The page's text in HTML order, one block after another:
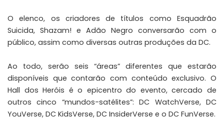
O elenco, os criadores de títulos como Esquadrão
Suicida, Shazam! e Adão Negro conversarão com o
público, assim como diversas outras produções da DC.
Ao todo, serão seis “áreas” diferentes que estarão
disponíveis que contarão com conteúdo exclusivo. O
Hall dos Heróis é o epicentro do evento, cercado de
outros cinco “mundos-satélites”: DC WatchVerse, DC
YouVerse, DC KidsVerse, DC InsiderVerse e o DC FunVerse.